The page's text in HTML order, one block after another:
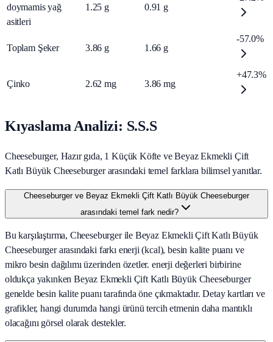
doymamis yağ
asitleri
1.25 g 0.91 g
Toplam Şeker 3.86 g 1.66 g
-57.0%
Çinko 2.62 mg 3.86 mg
+47.3%
Kıyaslama Analizi: S.S.S
Cheeseburger, Hazır gıda, 1 Küçük Köfte ve Beyaz Ekmekli Çift
Katlı Büyük Cheeseburger arasındaki temel farklara bilimsel yanıtlar.
Cheeseburger ve Beyaz Ekmekli Çift Katlı Büyük Cheeseburger
arasındaki temel fark nedir?
Bu karşılaştırma, Cheeseburger ile Beyaz Ekmekli Çift Katlı Büyük
Cheeseburger arasındaki farkı enerji (kcal), besin kalite puanı ve
mikro besin dağılımı üzerinden özetler. enerji değerleri birbirine
oldukça yakınken Beyaz Ekmekli Çift Katlı Büyük Cheeseburger
genelde besin kalite puanı tarafında öne çıkmaktadır. Detay kartları ve
grafikler, hangi durumda hangi ürünü tercih etmenin daha mantıklı
olacağını görsel olarak destekler.